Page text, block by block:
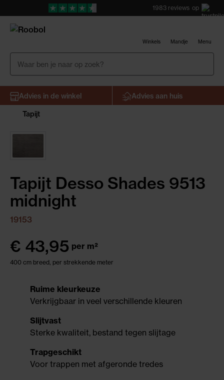
1983 reviews op
Winkels Mandje Menu
Advies in de winkel
Advies aan huis
Tapijt
Tapijt Desso Shades 9513
midnight
19153
€ 43,95 per m²
400 cm breed, per strekkende meter
Ruime kleurkeuze
Verkrijgbaar in veel verschillende kleuren
Slijtvast
Sterke kwaliteit, bestand tegen slijtage
Trapgeschikt
Voor trappen met afgeronde tredes